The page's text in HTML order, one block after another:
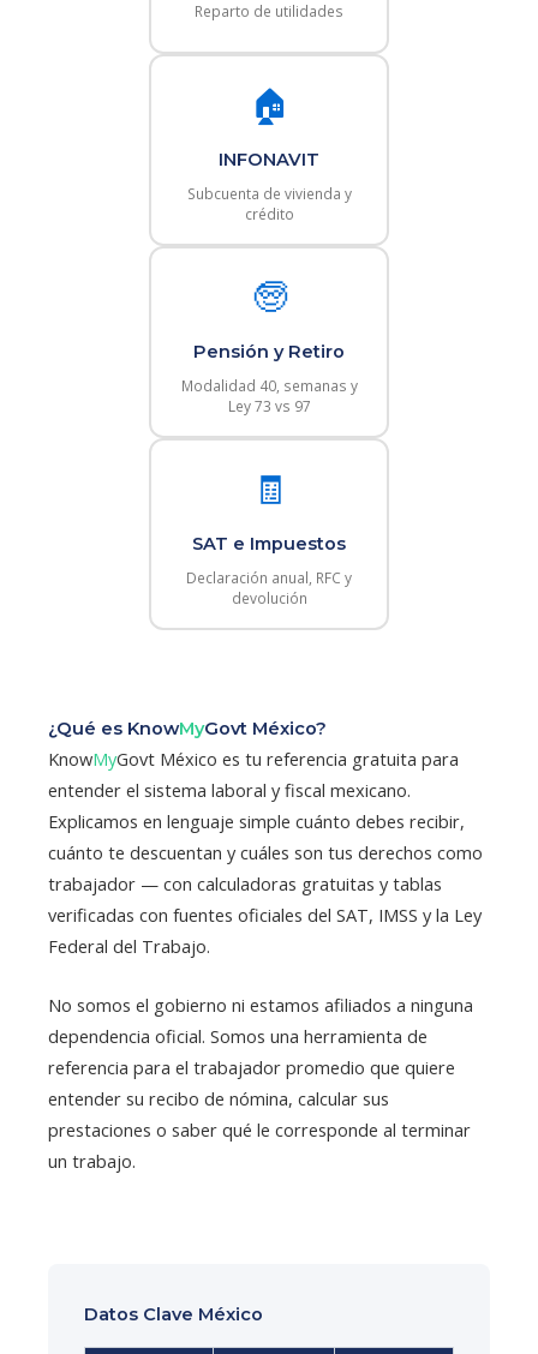
Reparto de utilidades
🏠
INFONAVIT
Subcuenta de vivienda y
crédito
🧓
Pensión y Retiro
Modalidad 40, semanas y
Ley 73 vs 97
🧾
SAT e Impuestos
Declaración anual, RFC y
devolución
¿Qué es KnowMyGovt México?
KnowMyGovt México es tu referencia gratuita para
entender el sistema laboral y fiscal mexicano.
Explicamos en lenguaje simple cuánto debes recibir,
cuánto te descuentan y cuáles son tus derechos como
trabajador — con calculadoras gratuitas y tablas
verificadas con fuentes oficiales del SAT, IMSS y la Ley
Federal del Trabajo.
No somos el gobierno ni estamos afiliados a ninguna
dependencia oficial. Somos una herramienta de
referencia para el trabajador promedio que quiere
entender su recibo de nómina, calcular sus
prestaciones o saber qué le corresponde al terminar
un trabajo.
Datos Clave México